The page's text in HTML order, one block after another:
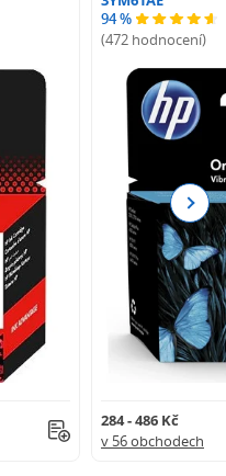
94 %
(472 hodnocení)
284 - 486 Kč
v 56 obchodech
Next